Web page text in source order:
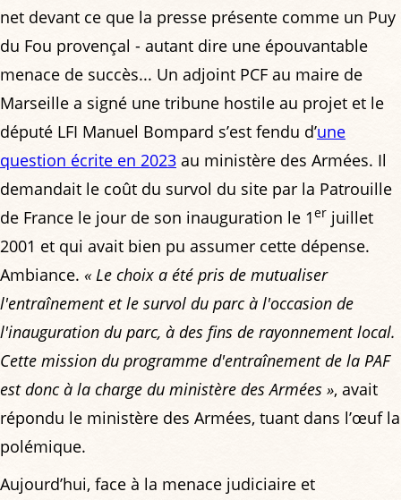
net devant ce que la presse présente comme un Puy
du Fou provençal - autant dire une épouvantable
menace de succès... Un adjoint PCF au maire de
Marseille a signé une tribune hostile au projet et le
député LFI Manuel Bompard s’est fendu d’une
question écrite en 2023 au ministère des Armées. Il
demandait le coût du survol du site par la Patrouille
de France le jour de son inauguration le 1er juillet
2001 et qui avait bien pu assumer cette dépense.
Ambiance. « Le choix a été pris de mutualiser
l'entraînement et le survol du parc à l'occasion de
l'inauguration du parc, à des fins de rayonnement local.
Cette mission du programme d'entraînement de la PAF
est donc à la charge du ministère des Armées », avait
répondu le ministère des Armées, tuant dans l’œuf la
polémique.
Aujourd’hui, face à la menace judiciaire et